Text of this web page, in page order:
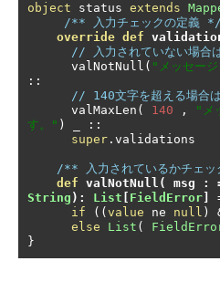
object status extends
/** 入力チェックの定義 */
override def
// 入力されていない場合
      valNotNull
( "メッセー
::
// 140文字を超える場合
      valMaxLen
( 140 ,
"メ
す。" )
::
super . validations
/** 入力されているかチェ
def valNotNull ( msg :
String ): List FieldError
if
(( value ne null )
else
List (
}